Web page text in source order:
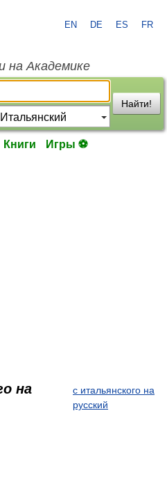
EN DE ES FR
на Академике
Найти!
Книги Игры ⚽
на
с итальянского на
русский